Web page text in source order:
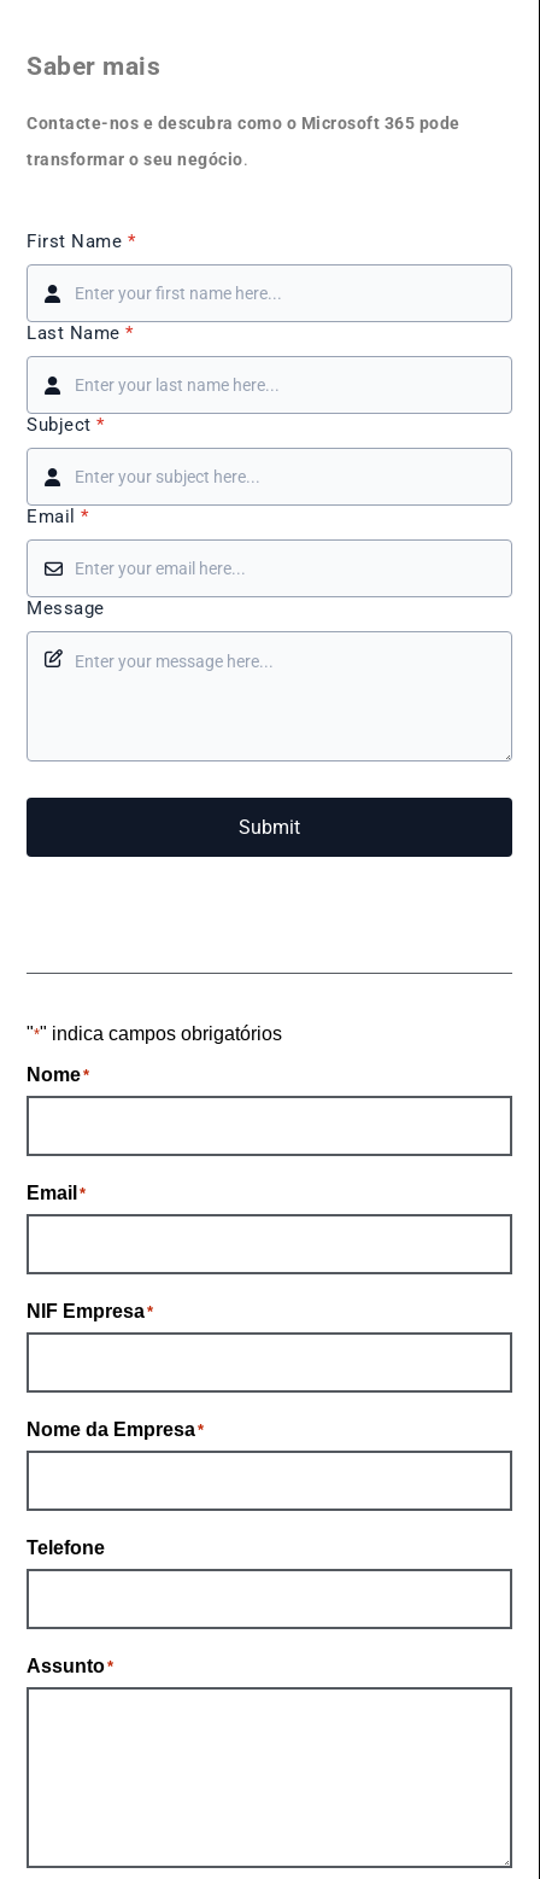
Saber mais
Contacte-nos e descubra como o Microsoft 365 pode
transformar o seu negócio.
First Name *
Last Name*
Subject*
Email*
Message
Submit
"*" indica campos obrigatórios
Nome*
Email *
NIF Empresa*
Nome da Empresa*
Telefone
Assunto*